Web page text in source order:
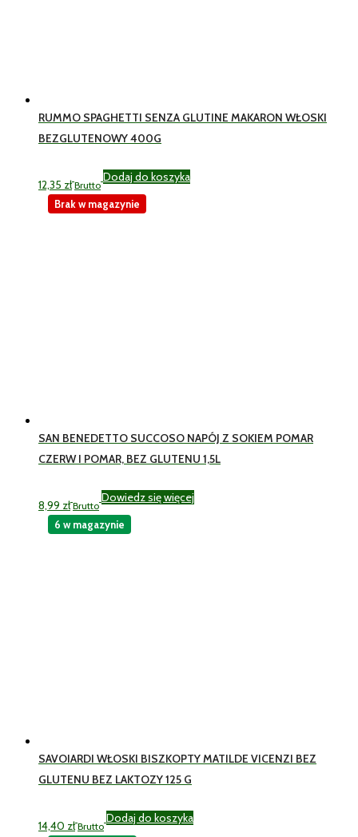
RUMMO SPAGHETTI SENZA GLUTINE MAKARON WŁOSKI
BEZGLUTENOWY 400G
12,35 zł Brutto
Dodaj do koszyka
SAN BENEDETTO SUCCOSO NAPÓJ Z SOKIEM POMAR
CZERW I POMAR, BEZ GLUTENU 1,5L
8,99 zł Brutto
Dowiedz się więcej
Brak w magazynie
SAVOIARDI WŁOSKI BISZKOPTY MATILDE VICENZI BEZ
GLUTENU BEZ LAKTOZY 125 G
14,40 zł Brutto
Dodaj do koszyka
6 w magazynie